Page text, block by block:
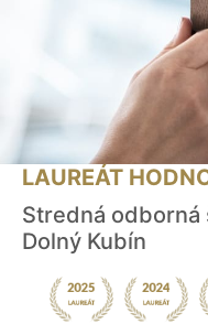
LAUREÁT
Stredná odborná
Dolný Kubín